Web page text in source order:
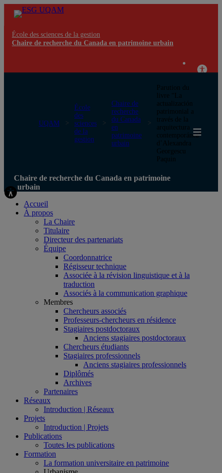
École des sciences de la gestion
Chaire de recherche du Canada en patrimoine urbain
UQAM
École
des
sciences
de la
gestion
Chaire de
recherche
du Canada
en
patrimoine
urbain
Parution du
livre “La
actualización
patrimonial a
través de la
arquitectura
contemporánea”
d’Alexandra
Georgescu
Paquin
Chaire de recherche du Canada en patrimoine
urbain
Accueil
À propos
La Chaire
Titulaire
Directeur des partenariats
Équipe
Coordonnatrice
Régisseur technique
Associée à la révision linguistique et à la
traduction
Associés à la communication graphique
Membres
Chercheurs associés
Professeurs-chercheurs en résidence
Stagiaires postdoctoraux
Anciens stagiaires postdoctoraux
Chercheurs étudiants
Stagiaires professionnels
Anciens stagiaires professionnels
Diplômés
Archives
Partenaires
Réseaux
Introduction | Réseaux
Projets
Introduction | Projets
Publications
Toutes les publications
Formation
La formation universitaire en patrimoine